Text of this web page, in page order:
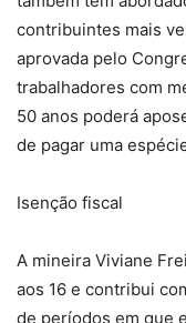
contribuintes mais
aprovada pelo
trabalhadores com
50 anos poderá
de pagar uma
Isenção fiscal
A mineira Viviane
aos 16 e contribui
de períodos em que